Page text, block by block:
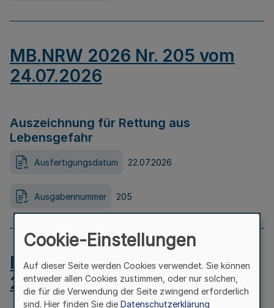
MB.NRW 2026 Nr. 205 vom
24.07.2026
Auszeichnung für Rettung aus
Lebensgefahr
Ausfertigungsdatum 22.07.2026
Ausgabennummer 205
MB.NRW 2026 Nr. 204 vom
24.07.2026
Cookie-Einstellungen
Auf dieser Seite werden Cookies verwendet. Sie können
entweder allen Cookies zustimmen, oder nur solchen,
die für die Verwendung der Seite zwingend erforderlich
sind. Hier finden Sie die Datenschutzerklärung